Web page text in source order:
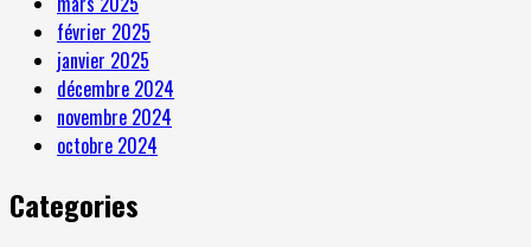
février 2025
janvier 2025
décembre 2024
novembre 2024
octobre 2024
Categories